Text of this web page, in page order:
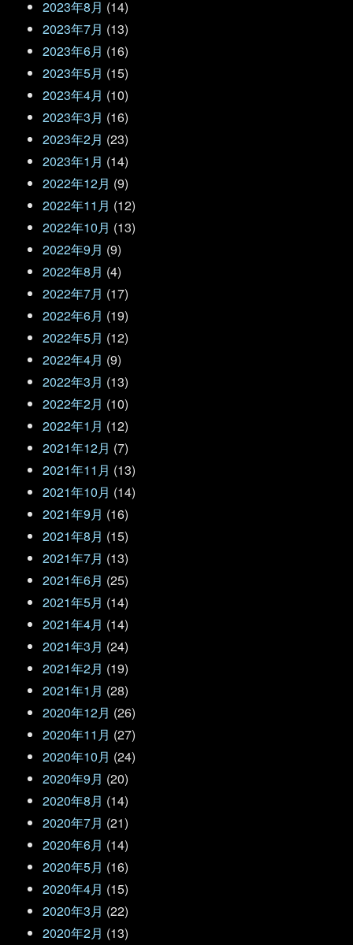
2023年8月 (14)
2023年7月 (13)
2023年6月 (16)
2023年5月 (15)
2023年4月 (10)
2023年3月 (16)
2023年2月 (23)
2023年1月 (14)
2022年12月 (9)
2022年11月 (12)
2022年10月 (13)
2022年9月 (9)
2022年8月 (4)
2022年7月 (17)
2022年6月 (19)
2022年5月 (12)
2022年4月 (9)
2022年3月 (13)
2022年2月 (10)
2022年1月 (12)
2021年12月 (7)
2021年11月 (13)
2021年10月 (14)
2021年9月 (16)
2021年8月 (15)
2021年7月 (13)
2021年6月 (25)
2021年5月 (14)
2021年4月 (14)
2021年3月 (24)
2021年2月 (19)
2021年1月 (28)
2020年12月 (26)
2020年11月 (27)
2020年10月 (24)
2020年9月 (20)
2020年8月 (14)
2020年7月 (21)
2020年6月 (14)
2020年5月 (16)
2020年4月 (15)
2020年3月 (22)
2020年2月 (13)